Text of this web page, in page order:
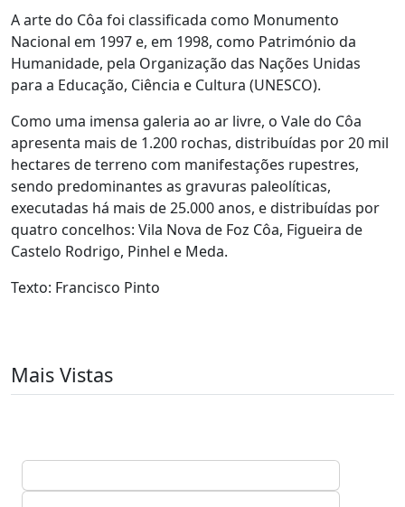
A arte do Côa foi classificada como Monumento
Nacional em 1997 e, em 1998, como Património da
Humanidade, pela Organização das Nações Unidas
para a Educação, Ciência e Cultura (UNESCO).
Como uma imensa galeria ao ar livre, o Vale do Côa
apresenta mais de 1.200 rochas, distribuídas por 20 mil
hectares de terreno com manifestações rupestres,
sendo predominantes as gravuras paleolíticas,
executadas há mais de 25.000 anos, e distribuídas por
quatro concelhos: Vila Nova de Foz Côa, Figueira de
Castelo Rodrigo, Pinhel e Meda.
Texto: Francisco Pinto
Mais Vistas